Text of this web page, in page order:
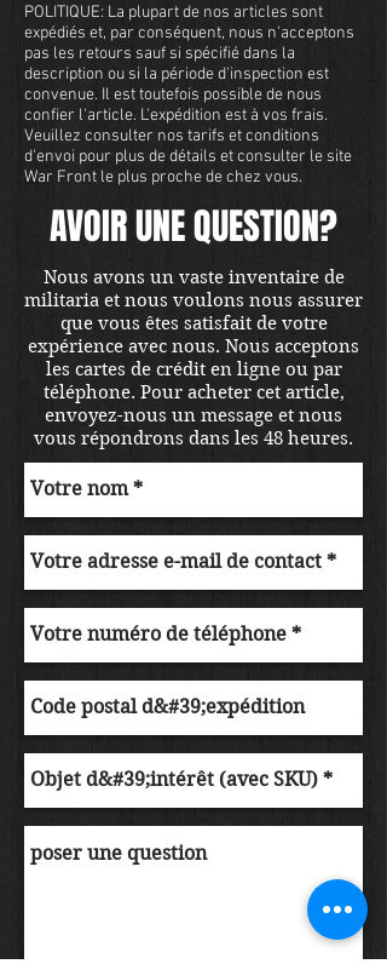
POLITIQUE: La plupart de nos articles sont
expédiés et, par conséquent, nous n'acceptons
pas les retours sauf si spécifié dans la
description ou si la période d'inspection est
convenue. Il est toutefois possible de nous
confier l'article. L'expédition est à vos frais.
Veuillez consulter nos tarifs et conditions
d'envoi pour plus de détails et consulter le site
War Front le plus proche de chez vous.
AVOIR UNE QUESTION?
Nous avons un vaste inventaire de
militaria et nous voulons nous assurer
que vous êtes satisfait de votre
expérience avec nous. Nous acceptons
les cartes de crédit en ligne ou par
téléphone. Pour acheter cet article,
envoyez-nous un message et nous
vous répondrons dans les 48 heures.